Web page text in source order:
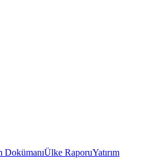
DokümanıÜlke RaporuYatırım